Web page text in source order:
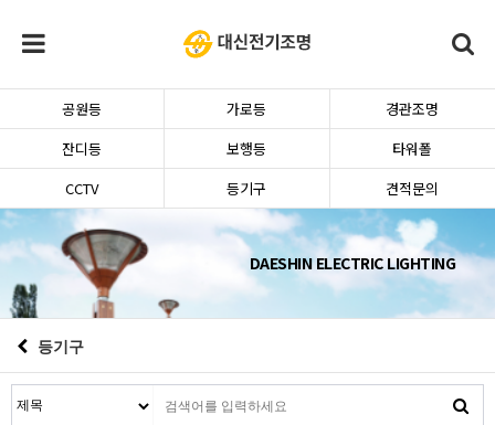
공원등 가로등
경관조명
잔디등
보행등
타워폴
CCTV
등기구 견적문의
DAESHIN ELECTRIC LIGHTING
등기구